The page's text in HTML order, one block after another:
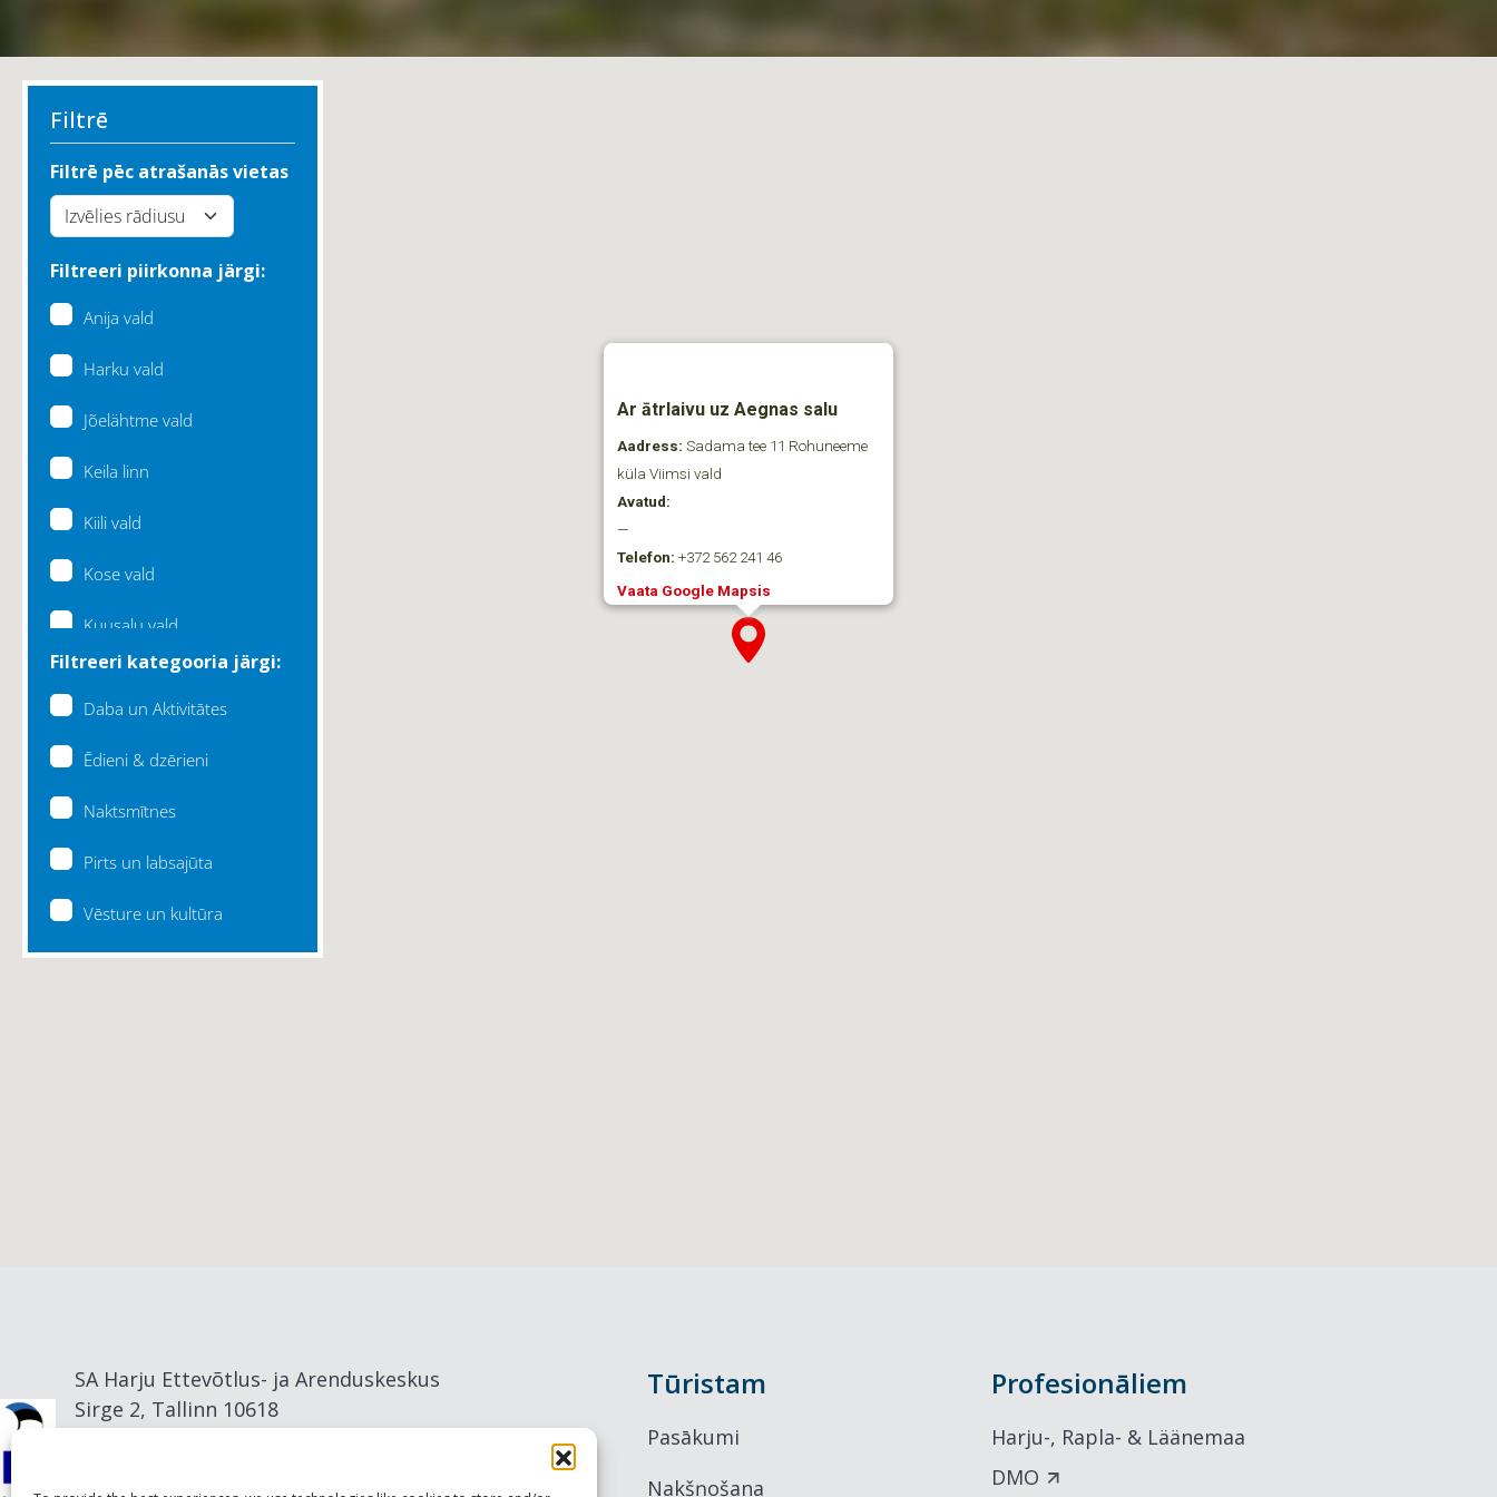
Filtrē
Filtrē pēc atrašanās vietas
Filtreeri piirkonna järgi:
Anija vald
Harku vald
Jõelähtme vald
Keila linn
Kiili vald
Kose vald
Kuusalu vald
Lääne-Harju vald
Filtreeri kategooria järgi:
Daba un Aktivitātes
Ēdieni & dzērieni
Naktsmītnes
Pirts un labsajūta
Vēsture un kultūra
Ar ātrlaivu uz Aegnas salu
Aadress: Sadama tee 11 Rohuneeme
küla Viimsi vald
Avatud:
—
Telefon: +372 562 241 46
Vaata Google Mapsis
SA Harju Ettevõtlus- ja Arenduskeskus
Sirge 2, Tallinn 10618
Tūristam
Pasākumi
Nakšņošana
Profesionāliem
Harju-, Rapla- & Läänemaa
DMO